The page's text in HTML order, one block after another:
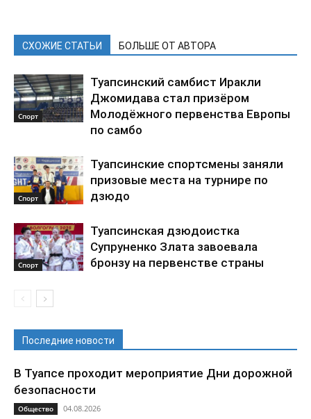
СХОЖИЕ СТАТЬИ БОЛЬШЕ ОТ АВТОРА
Спорт
Туапсинский самбист Иракли
Джомидава стал призёром
Молодёжного первенства Европы
по самбо
Спорт
Туапсинские спортсмены заняли
призовые места на турнире по
дзюдо
Спорт
Туапсинская дзюдоистка
Супруненко Злата завоевала
бронзу на первенстве страны
Последние новости
В Туапсе проходит мероприятие Дни дорожной
безопасности
Общество 04.08.2026